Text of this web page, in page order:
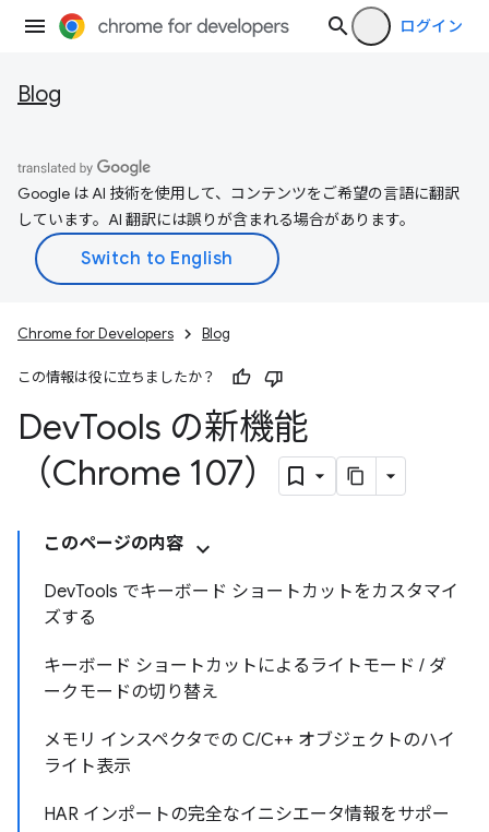
ログイン
Blog
Google は AI 技術を使用して、コンテンツをご希望の言語に翻訳
しています。AI 翻訳には誤りが含まれる場合があります。
Chrome for Developers Blog
この情報は役に立ちましたか？
DevTools の新機能
（Chrome 107）
このページの内容
DevTools でキーボード ショートカットをカスタマイ
ズする
キーボード ショートカットによるライトモード / ダ
ークモードの切り替え
メモリ インスペクタでの C/C++ オブジェクトのハイ
ライト表示
HAR インポートの完全なイニシエータ情報をサポー